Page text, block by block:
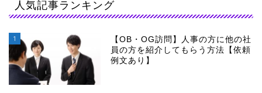
人気記事ランキング
1
【OB・OG訪問】人事の方に他の社
員の方を紹介してもらう方法【依頼
例文あり】